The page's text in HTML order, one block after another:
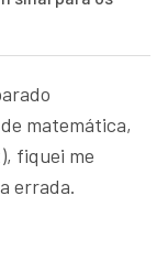
matemática,
fiquei me
errada.